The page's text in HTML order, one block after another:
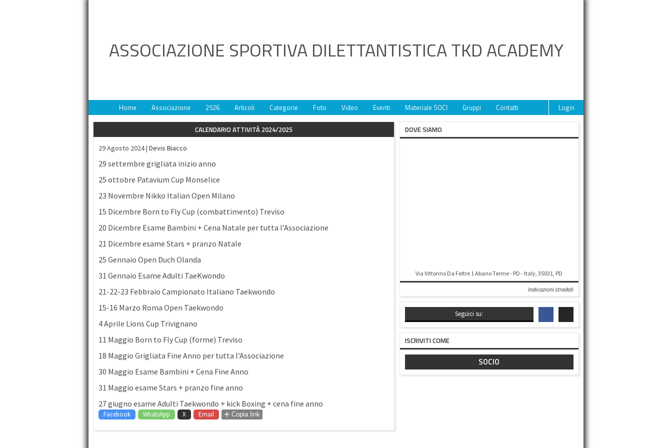
ASSOCIAZIONE SPORTIVA DILETTANTISTICA TKD ACADEMY
Home Associazione 2526 Articoli Categorie Foto Video Eventi Materiale SOCI Gruppi Contatti Login
CALENDARIO ATTIVITÀ 2024/2025
29 Agosto 2024 | Devis Biacco
29 settembre grigliata inizio anno
25 ottobre Patavium Cup Monselice
23 Novembre Nikko Italian Open Milano
15 Dicembre Born to Fly Cup (combattimento) Treviso
20 Dicembre Esame Bambini + Cena Natale per tutta l’Associazione
21 Dicembre esame Stars + pranzo Natale
25 Gennaio Open Duch Olanda
31 Gennaio Esame Adulti TaeKwondo
21-22-23 Febbraio Campionato Italiano Taekwondo
15-16 Marzo Roma Open Taekwondo
4 Aprile Lions Cup Trivignano
11 Maggio Born to Fly Cup (forme) Treviso
18 Maggio Grigliata Fine Anno per tutta l’Associazione
30 Maggio Esame Bambini + Cena Fine Anno
31 Maggio esame Stars + pranzo fine anno
27 giugno esame Adulti Taekwondo + kick Boxing + cena fine anno
Facebook WhatsApp X Email + Copia link
DOVE SIAMO
Via Vittorino Da Feltre 1 Abano Terme - PD - Italy, 35031, PD
Indicazioni stradali
Seguici su:
ISCRIVITI COME
SOCIO